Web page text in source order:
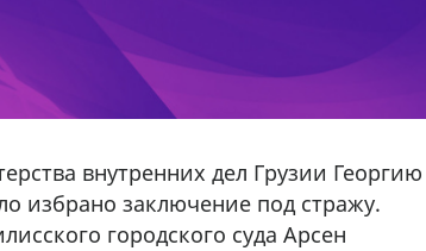
внутренних дел Грузии Георгию
избрано заключение под стражу.
городского суда Арсен